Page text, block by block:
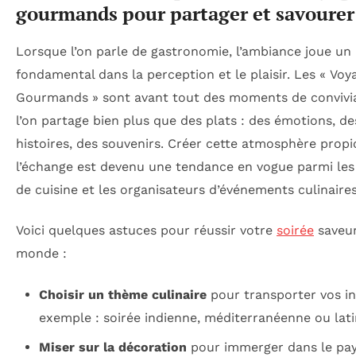
gourmands pour partager et savourer
Lorsque l’on parle de gastronomie, l’ambiance joue
fondamental dans la perception et le plaisir. Les «
Gourmands » sont avant tout des moments de
l’on partage bien plus que des plats : des émotions,
histoires, des souvenirs. Créer cette atmosphère
l’échange est devenu une tendance en vogue parmi
de cuisine et les organisateurs d’événements
Voici quelques astuces pour réussir votre soirée
monde :
Choisir un thème culinairepour transporter vos
exemple : soirée indienne, méditerranéenne ou
Miser sur la décoration pour immerger dans le